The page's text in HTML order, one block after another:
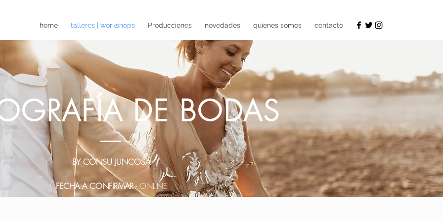
home talleres | workshops Producciones novedades quienes somos contacto
DE BODAS
BY CONSU JUNCOSA
FECHA A CONFIRMAR -ONLINE